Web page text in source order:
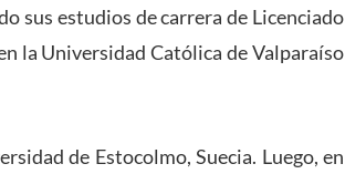
sus estudios de carrera de Licenciado
la Universidad Católica de Valparaíso
de Estocolmo, Suecia. Luego, en